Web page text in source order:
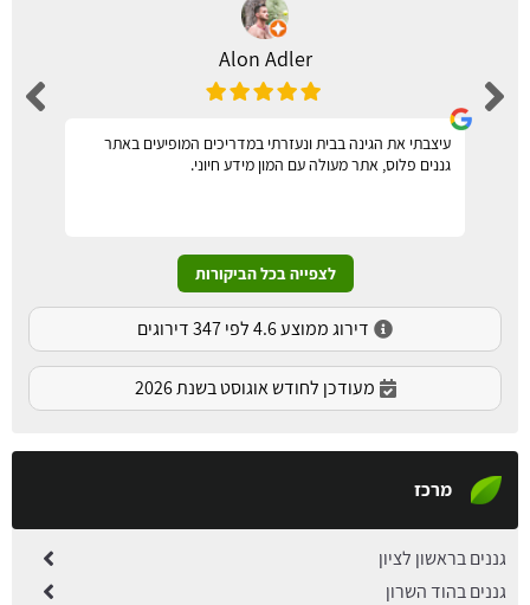
Alon Adler
עיצבתי את הגינה בבית ונעזרתי במדריכים המופיעים באתר
גננים פלוס, אתר מעולה עם המון מידע חיוני.
לצפייה בכל הביקורות
דירוג ממוצע 4.6 לפי 347 דירוגים
מעודכן לחודש אוגוסט בשנת 2026
מרכז
גננים בראשון לציון
גננים בהוד השרון